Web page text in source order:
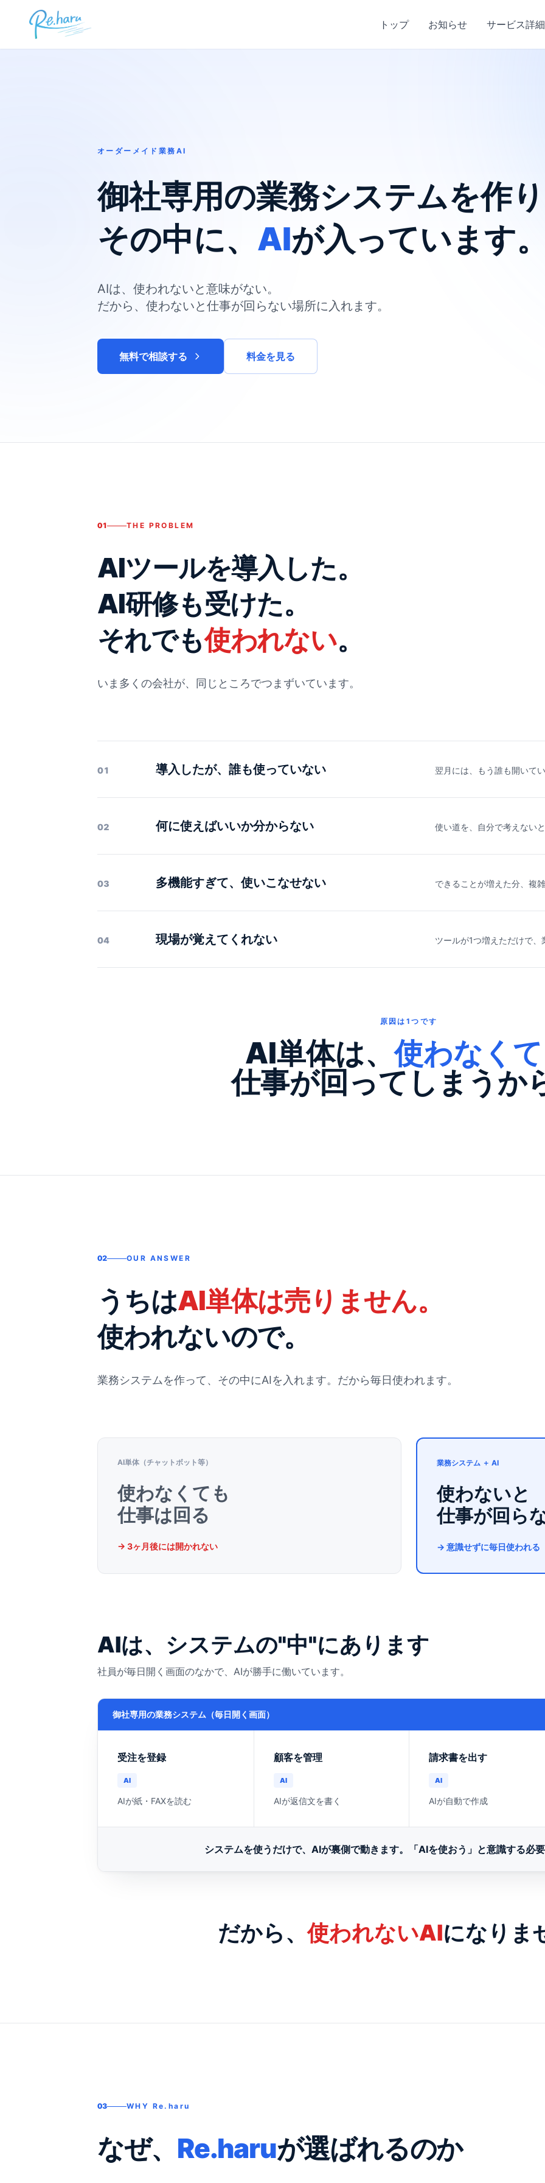
トップ お知らせ サービス詳細
オーダーメイド業務AI
御社専用の業務システムを作
その中に、 AIが入っています
AIは、使われないと意味がない。
だから、使わないと仕事が回らない場所に入れます。
無料で相談する 料金を見る
01 THE PROBLEM
AIツールを導入した。
AI研修も受けた。
それでも使われない。
いま多くの会社が、同じところでつまずいています。
01 導入したが、誰も使っていない 翌月には、もう誰も開いて
02 何に使えばいいか分からない 使い道を、自分で考えない
03 多機能すぎて、使いこなせない できることが増えた分、複
04 現場が覚えてくれない ツールが1つ増えただけで、
原因は1つです
AI単体は、使わなく
仕事が回ってしまうか
02 OUR ANSWER
うちはAI単体は売りません。
使われないので。
業務システムを作って、その中にAIを入れます。だから毎日使われます。
AI単体 （チャットボット等）
使わなくても
仕事は回る
→ 3ヶ月後には開かれない
業務システム ＋ AI
使わないと
仕事が回ら
→ 意識せずに毎日使われる
AIは、システムの"中"にあります
社員が毎日開く画面のなかで、AIが勝手に働いています。
御社専用の業務システム（毎日開く画面）
受注を登録
AI
AIが紙・FAXを読む
顧客を管理
AI
AIが返信文を書く
請求書を出す
AI
AIが自動で作成
システムを使うだけで、AIが裏側で動きます。 「AIを使おう」と意識する必
だから、使われないAIになりま
03 WHY Re.haru
なぜ、 Re.haruが選ばれるのか